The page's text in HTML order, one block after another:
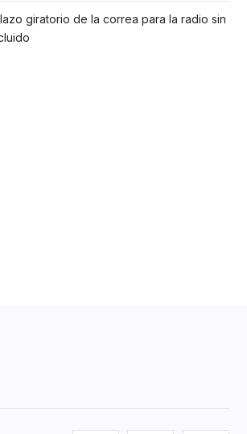
giratorio de la correa para la radio sin